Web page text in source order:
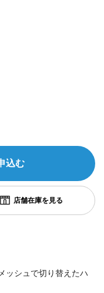
込む
ッシュで切り替えたハ